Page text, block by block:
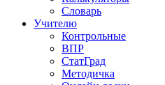
Словарь
Учителю
Контрольные
ВПР
СтатГрад
Методичка